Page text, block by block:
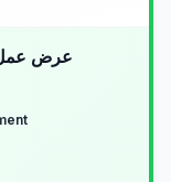
عرض عمل